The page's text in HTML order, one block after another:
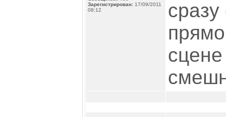
Зарегистрирован: 17/09/2011
08:12
сцене